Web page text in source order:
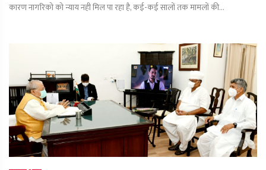
कारण नागरिको को न्याय नही मिल पा रहा है, कई-कई सालों तक मामलों की...